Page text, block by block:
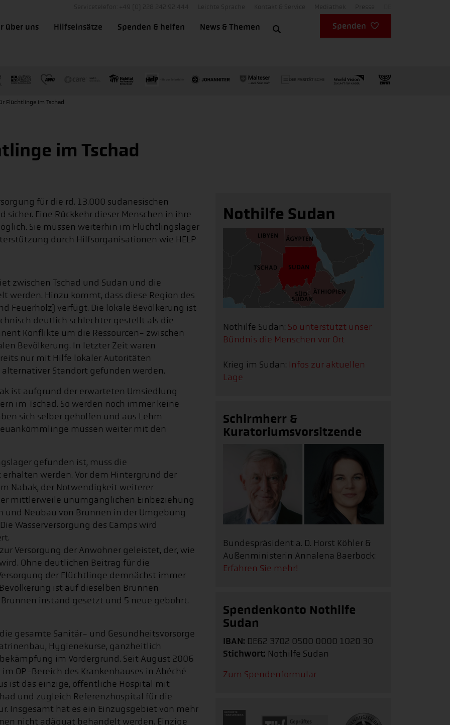
über uns Hilfseinsätze Spenden & helfen News & Themen Spenden
Flüchtlinge im Tschad
im Tschad
für die rd. 13.000 sudanesischen
sicher. Eine Rückkehr dieser Menschen in ihre
Sie müssen weiterhin im Flüchtlingslager
durch Hilfsorganisationen wie HELP
zwischen Tschad und Sudan und die
werden. Hinzu kommt, dass diese Region des
Feuerholz) verfügt. Die lokale Bevölkerung ist
deutlich schlechter gestellt als die
Konflikte um die Ressourcen- zwischen
Bevölkerung. In letzter Zeit waren
nur mit Hilfe lokaler Autoritäten
Standort gefunden werden.
ist aufgrund der erwarteten Umsiedlung
im Tschad. So werden noch immer keine
sich selber geholfen und aus Lehm
müssen weiter mit den
gefunden ist, muss die
werden. Vor dem Hintergrund der
Nabak, der Notwendigkeit weiterer
mittlerweile unumgänglichen Einbeziehung
Neubau von Brunnen in der Umgebung
Wasserversorgung des Camps wird
Versorgung der Anwohner geleistet, der, wie
Ohne deutlichen Beitrag für die
der Flüchtlinge demnächst immer
ist auf dieselben Brunnen
instand gesetzt und 5 neue gebohrt.
gesamte Sanitär- und Gesundheitsvorsorge
Hygienekurse, ganzheitlich
im Vordergrund. Seit August 2006
OP-Bereich des Krankenhauses in Abéché
ist das einzige, öffentliche Hospital mit
und zugleich Referenzhospital für die
Insgesamt hat es ein Einzugsgebiet von mehr
nicht adäquat behandelt werden. Einzige
Nothilfe Sudan
Nothilfe Sudan: So unterstützt unser
Bündnis die Menschen vor Ort
Krieg im Sudan: Infos zur aktuellen
Lage
Schirmherr &
Kuratoriumsvorsitzende
Bundespräsident a. D. Horst Köhler &
Außenministerin Annalena Baerbock:
Erfahren Sie mehr!
Spendenkonto Nothilfe
Sudan
IBAN: DE62 3702 0500 0000 1020 30
Stichwort: Nothilfe Sudan
Zum Spendenformular